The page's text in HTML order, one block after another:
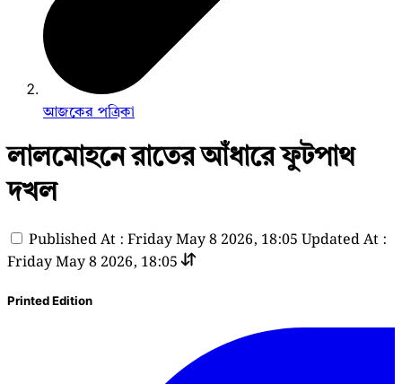
আজকের পত্রিকা
লালমোহনে রাতের আঁধারে ফুটপাথ
দখল
Published At : Friday May 8 2026, 18:05 Updated At :
Friday May 8 2026, 18:05
Printed Edition